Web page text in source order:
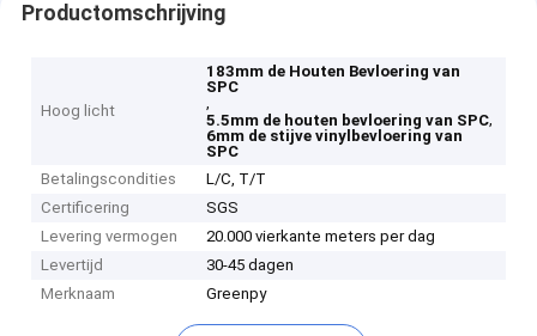
Productomschrijving
Hoog licht
183mm de Houten Bevloering van
SPC
,
5.5mm de houten bevloering van SPC,
6mm de stijve vinylbevloering van
SPC
Betalingscondities
L/C, T/T
Certificering
SGS
Levering vermogen
20.000 vierkante meters per dag
Levertijd
30-45 dagen
Merknaam
Greenpy